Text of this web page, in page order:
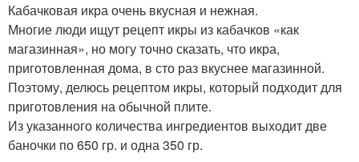
Кабачковая икра очень вкусная и нежная.
Многие люди ищут рецепт икры из кабачков «как
магазинная», но могу точно сказать, что икра,
приготовленная дома, в сто раз вкуснее магазинной.
Поэтому, делюсь рецептом икры, который подходит для
приготовления на обычной плите.
Из указанного количества ингредиентов выходит две
баночки по 650 гр. и одна 350 гр.